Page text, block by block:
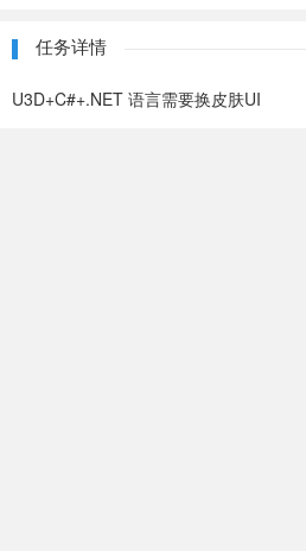
任务详情
U3D+C#+.NET 语言需要换皮肤UI